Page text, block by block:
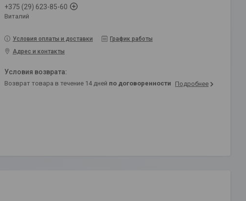
+375 (29) 623-85-60
Виталий
Условия оплаты и доставки
График работы
Адрес и контакты
возврат товара в течение 14 дней по договоренности Подробнее